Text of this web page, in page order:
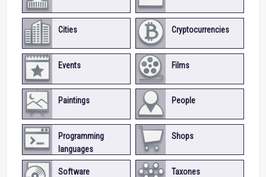
Cities Cryptocurrencies
Events Films
Paintings People
Programming
languages
Shops
Software Taxones